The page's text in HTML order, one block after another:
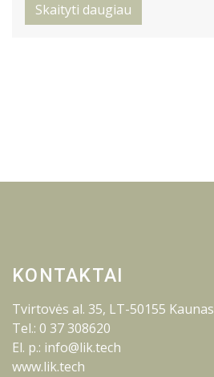
Skaityti daugiau
KONTAKTAI
Tvirtovės al. 35, LT-50155 Kaunas
Tel.: 0 37 308620
El. p.: info@lik.tech
www.lik.tech